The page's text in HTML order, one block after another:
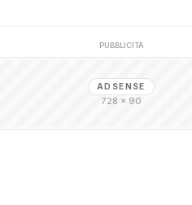
PUBBLICITÀ
ADSENSE
728 × 90